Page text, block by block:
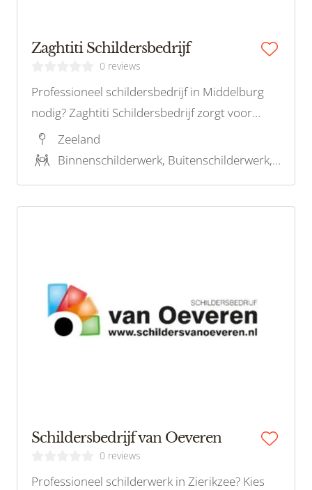
Zaghtiti Schildersbedrijf
0 reviews
Professioneel schildersbedrijf in Middelburg
nodig? Zaghtiti Schildersbedrijf zorgt voor
hoogwaardig binnen en buiten schilderwerk,
inclusief behang. Neem vandaag nog contact
Zeeland
Binnenschilderwerk, Buitenschilderwerk, Stucwerk, Restauratieschilderwerk, Houtrotreparatie
Schildersbedrijf van Oeveren
0 reviews
Professioneel schilderwerk in Zierikzee? Kies